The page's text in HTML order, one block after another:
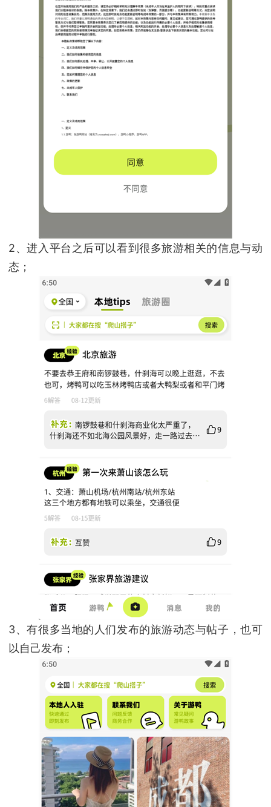
2、进入平台之后可以看到很多旅游相关的信息与动
态；
3、有很多当地的人们发布的旅游动态与帖子，也可
以自己发布；